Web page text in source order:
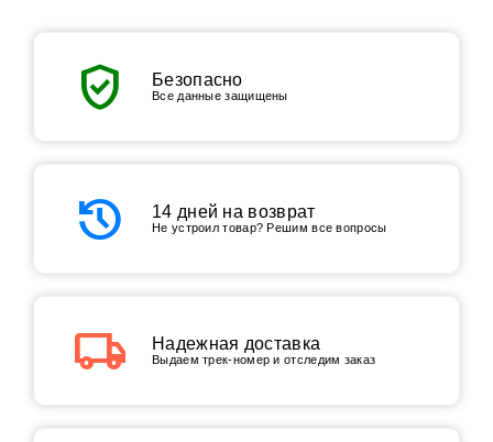
verified_user Безопасно
Все данные защищены
history 14 дней на возврат
Не устроил товар? Решим все вопросы
local_shipping Надежная доставка
Выдаем трек-номер и отследим заказ